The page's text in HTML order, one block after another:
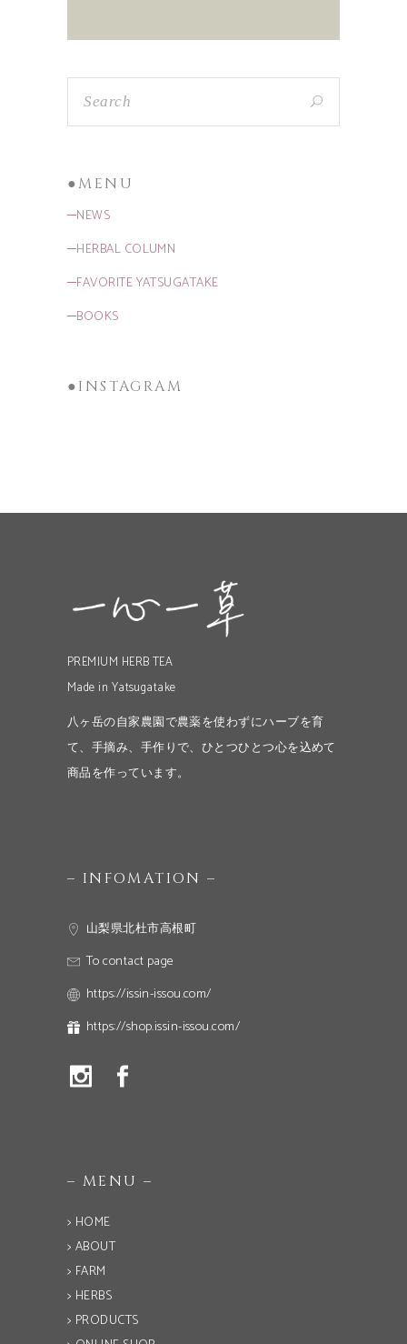
●MENU
─NEWS
─HERBAL COLUMN
─FAVORITE YATSUGATAKE
─BOOKS
●INSTAGRAM
PREMIUM HERB TEA
Made in Yatsugatake
八ヶ岳の自家農園で農薬を使わずにハーブを育
て、手摘み、手作りで、ひとつひとつ心を込めて
商品を作っています。
– INFOMATION –
山梨県北杜市高根町
To contact page
https://issin-issou.com/
https://shop.issin-issou.com/
– MENU –
> HOME
> ABOUT
> FARM
> HERBS
> PRODUCTS